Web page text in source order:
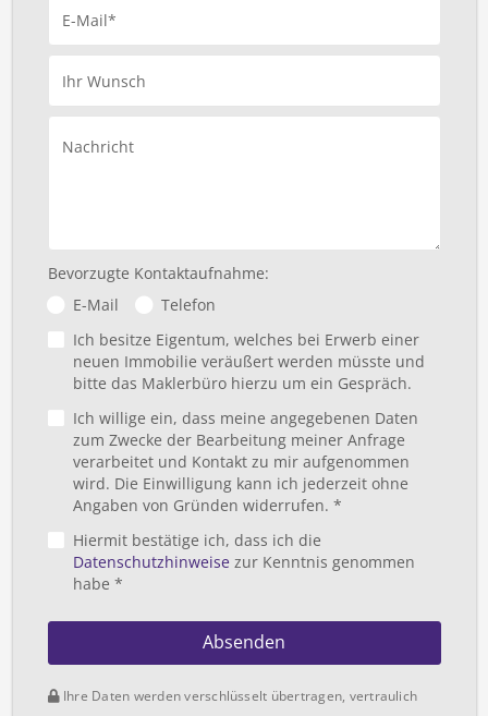
E-Mail*
Ihr Wunsch
Nachricht
Bevorzugte Kontaktaufnahme:
E-Mail
Telefon
Ich besitze Eigentum, welches bei Erwerb einer
neuen Immobilie veräußert werden müsste und
bitte das Maklerbüro hierzu um ein Gespräch.
Ich willige ein, dass meine angegebenen Daten
zum Zwecke der Bearbeitung meiner Anfrage
verarbeitet und Kontakt zu mir aufgenommen
wird. Die Einwilligung kann ich jederzeit ohne
Angaben von Gründen widerrufen. *
Hiermit bestätige ich, dass ich die
Datenschutzhinweisezur Kenntnis genommen
habe *
Absenden
Ihre Daten werden verschlüsselt übertragen, vertraulich